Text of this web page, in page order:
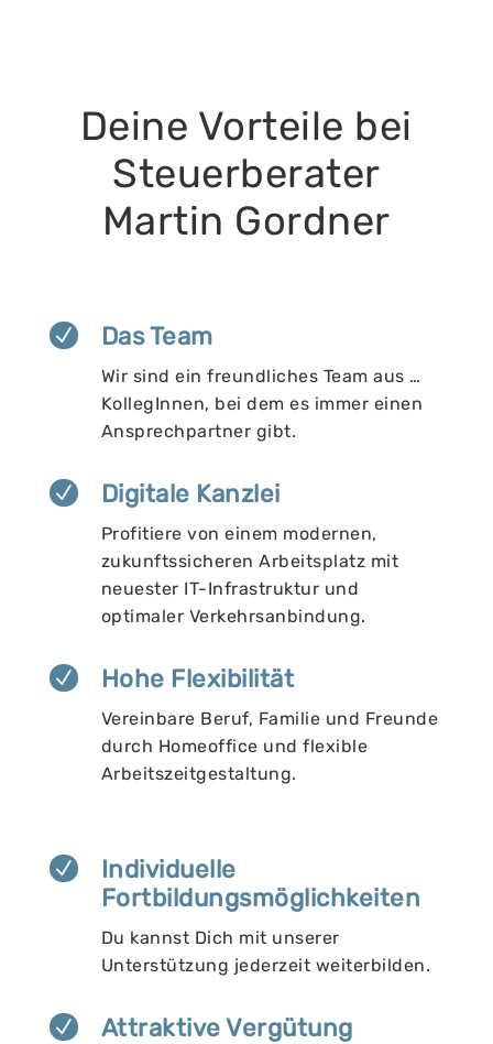
Deine Vorteile bei
Steuerberater
Martin Gordner
N Das Team
Wir sind ein freundliches Team aus …
KollegInnen, bei dem es immer einen
Ansprechpartner gibt.
N Digitale Kanzlei
Profitiere von einem modernen,
zukunftssicheren Arbeitsplatz mit
neuester IT-Infrastruktur und
optimaler Verkehrsanbindung.
N Hohe Flexibilität
Vereinbare Beruf, Familie und Freunde
durch Homeoffice und flexible
Arbeitszeitgestaltung.
N
Individuelle
Fortbildungsmöglichkeiten
Du kannst Dich mit unserer
Unterstützung jederzeit weiterbilden.
N Attraktive Vergütung